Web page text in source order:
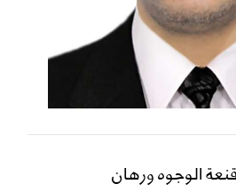
الوجوه ورهان